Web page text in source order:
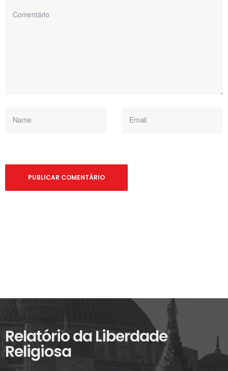
Relatório da Liberdade
Religiosa